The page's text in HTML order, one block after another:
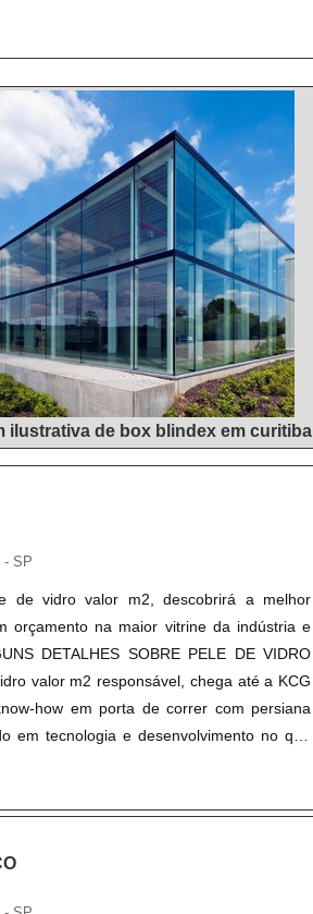
ilustrativa de box blindex em curitiba
- SP
de vidro valor m2, descobrirá a melhor
orçamento na maior vitrine da indústria e
DETALHES SOBRE PELE DE VIDRO
valor m2 responsável, chega até a KCG
how em porta de correr com persiana
em tecnologia e desenvolvimento no que
se de pele de vidro, na essência da
e serviços com ótima qualidade e
que mostram o comprometimento da
ser contratada, de modo a evitar possíveis